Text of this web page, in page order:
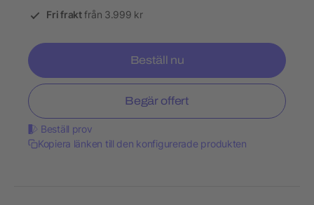
Fri fraktfrån 3.999 kr
Beställ nu
Begär offert
Beställ prov
Kopiera länken till den konfigurerade produkten